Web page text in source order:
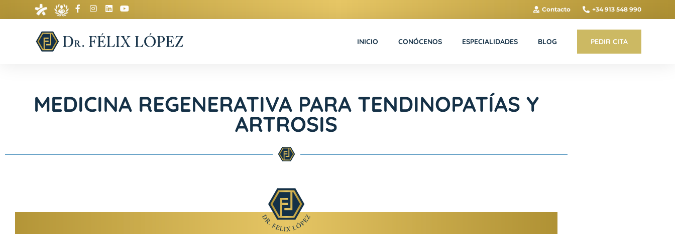
Contacto +34 913 548 990
INICIO CONÓCENOS ESPECIALIDADES BLOG PEDIR CITA
MEDICINA REGENERATIVA PARA TENDINOPATÍAS Y
ARTROSIS